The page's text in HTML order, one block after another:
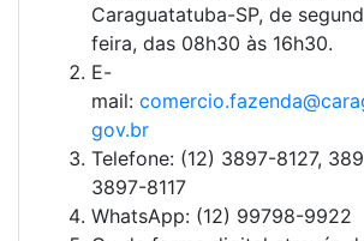
Caraguatatuba-SP, de
feira, das 08h30 às 16h30.
E-
mail:
gov.br
Telefone: (12) 3897-8127,
3897-8117
WhatsApp: (12) 99798-9922